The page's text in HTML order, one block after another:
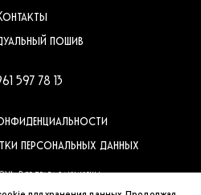
Все права защищены
персональных данных
597 78 13
пошив